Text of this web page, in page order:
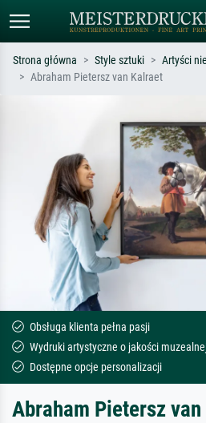
Monet, Gwiaździsta noc,
impresjonizm, fala Hokusaia, akt.
Strona główna Style sztuki
Artyści
Abraham Pietersz van Kalraet
Obsługa klienta pełna pasji
Wydruki artystyczne o jakości
Dostępne opcje personalizacji
Abraham Pietersz